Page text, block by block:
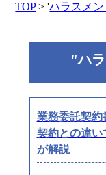
TOP>'ハラスメ
"ハ
業務委託契約
契約との違い
が解説